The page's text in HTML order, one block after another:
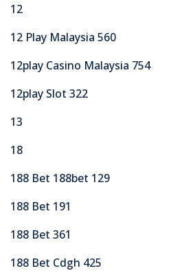
12
12 Play Malaysia 560
12play Casino Malaysia 754
12play Slot 322
13
18
188 Bet 188bet 129
188 Bet 191
188 Bet 361
188 Bet Cdgh 425